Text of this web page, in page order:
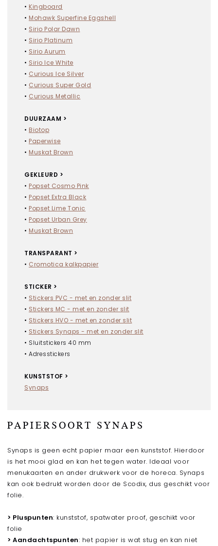
Stanskaarten (ook 3D)
Stanskaarten met folie
Stanskaarten met spot-uv
MEER INFORMATIE
Foliedruk
Papiersoorten
Aanleverspecifaties
OVERIG
Enveloppen
Sample boxes
Inspiratie
NIEUW
Raamborden (makelaarsbord)
Kaarten
Kaarten
Kaarten met folie
Flyers
MAAK JE KEUZE
Flyers
Flyers met folie
Flyers met spot-uv
Visitekaartjes
MAAK JE KEUZE
Visitekaartjes met spot-uv
Stickers
MAAK JE KEUZE
Stickers
Vorm stansen
MAAK JE KEUZE
• Kingboard
• Mohawk Superfine Eggshell
• Sirio Polar Dawn
• Sirio Platinum
• Sirio Aurum
• Sirio Ice White
• Curious Ice Silver
• Curious Super Gold
• Curious Metallic
DUURZAAM >
• Biotop
• Paperwise
• Muskat Brown
GEKLEURD >
• Popset Cosmo Pink
• Popset Extra Black
• Popset Lime Tonic
• Popset Urban Grey
• Muskat Brown
TRANSPARANT >
• Cromotica kalkpapier
STICKER >
• Stickers PVC - met en zonder slit
• Stickers MC - met en zonder slit
• Stickers HVO - met en zonder slit
• Stickers Synaps - met en zonder slit
• Sluitstickers 40 mm
• Adresstickers
KUNSTSTOF >
Synaps
PAPIERSOORT SYNAPS
Synaps is geen echt papier maar een kunststof. Hierdoor
is het mooi glad en kan het tegen water. Ideaal voor
menukaarten en ander drukwerk voor de horeca. Synaps
kan ook bedrukt worden door de Scodix, dus geschikt voor
folie.
> Pluspunten: kunststof, spatwater proof, geschikt voor
folie
> Aandachtspunten: het papier is wat stug en kan niet